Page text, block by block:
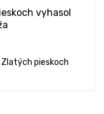
vyhasol
pieskoch